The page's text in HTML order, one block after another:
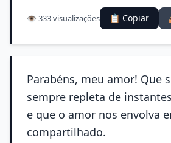
👁️ 333 visualizações 📋 Copiar
Parabéns, meu amor! Que
sempre repleta de
e que o amor nos envolva
compartilhado.